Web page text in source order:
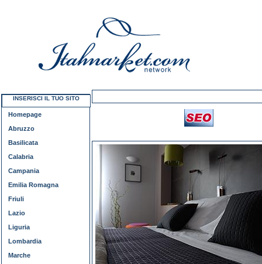
INSERISCI IL TUO SITO
Homepage
Abruzzo
Basilicata
Calabria
Campania
Emilia Romagna
Friuli
Lazio
Liguria
Lombardia
Marche